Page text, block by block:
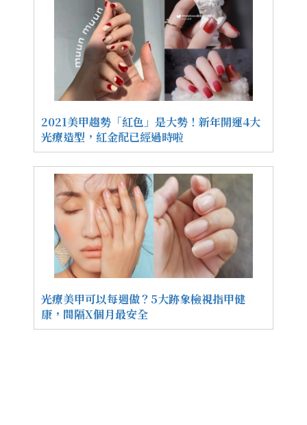
2021美甲趨勢「紅色」是大勢！新年開運4大
光療造型，紅金配已經過時啦
光療美甲可以每週做？5大跡象檢視指甲健
康，間隔X個月最安全